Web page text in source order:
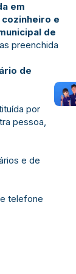
em
e
de
preenchida
de
por
pessoa,
e de
telefone